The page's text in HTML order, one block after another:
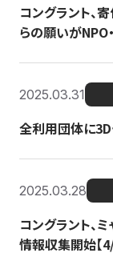
コングラント、
らの願いがNPO
2025.03.31
全利用団体に
2025.03.28
コングラント、
情報収集開始【